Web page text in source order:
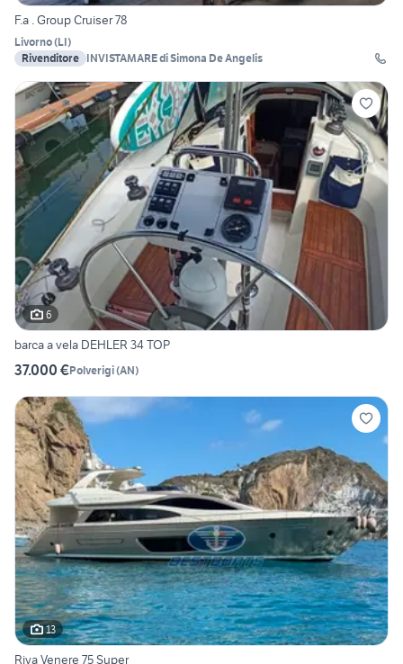
F.a . Group Cruiser 78
Livorno(LI)
Rivenditore INVISTAMARE di Simona De Angelis
6
barca a vela DEHLER 34 TOP
37.000 €Polverigi(AN)
13
Riva Venere 75 Super